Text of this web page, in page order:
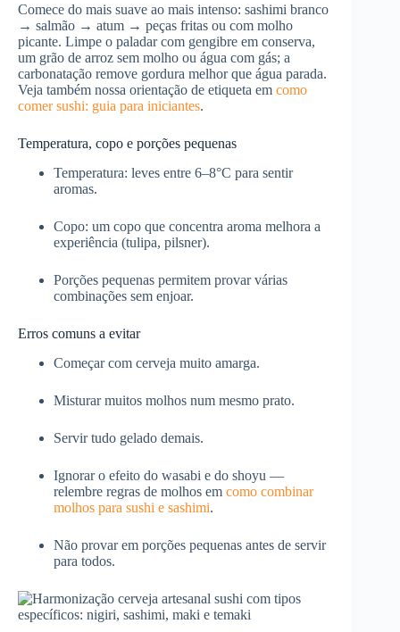
Comece do mais suave ao mais intenso: sashimi branco
→ salmão → atum → peças fritas ou com molho
picante. Limpe o paladar com gengibre em conserva,
um grão de arroz sem molho ou água com gás; a
carbonatação remove gordura melhor que água parada.
Veja também nossa orientação de etiqueta em como
comer sushi: guia para iniciantes.
Temperatura, copo e porções pequenas
Temperatura: leves entre 6–8°C para sentir
aromas.
Copo: um copo que concentra aroma melhora a
experiência (tulipa, pilsner).
Porções pequenas permitem provar várias
combinações sem enjoar.
Erros comuns a evitar
Começar com cerveja muito amarga.
Misturar muitos molhos num mesmo prato.
Servir tudo gelado demais.
Ignorar o efeito do wasabi e do shoyu —
relembre regras de molhos em como combinar
molhos para sushi e sashimi.
Não provar em porções pequenas antes de servir
para todos.